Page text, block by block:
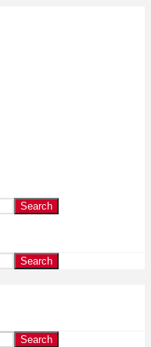
Search
Search
Search